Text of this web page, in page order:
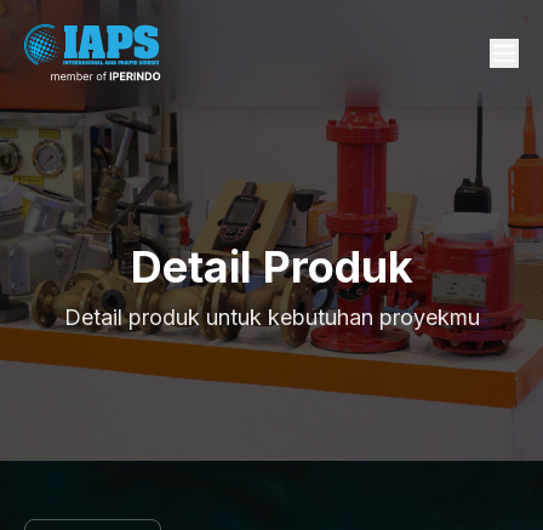
Detail Produk
Detail produk untuk kebutuhan proyekmu